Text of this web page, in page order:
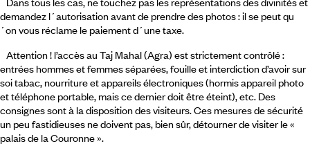
demandez l´autorisation avant de prendre des photos : il se peut qu
´on vous réclame le paiement d´une taxe.
Attention ! l’accès au Taj Mahal (Agra) est strictement contrôlé :
entrées hommes et femmes séparées, fouille et interdiction d’avoir sur
soi tabac, nourriture et appareils électroniques (hormis appareil photo
et téléphone portable, mais ce dernier doit être éteint), etc. Des
consignes sont à la disposition des visiteurs. Ces mesures de sécurité
un peu fastidieuses ne doivent pas, bien sûr, détourner de visiter le «
palais de la Couronne ».